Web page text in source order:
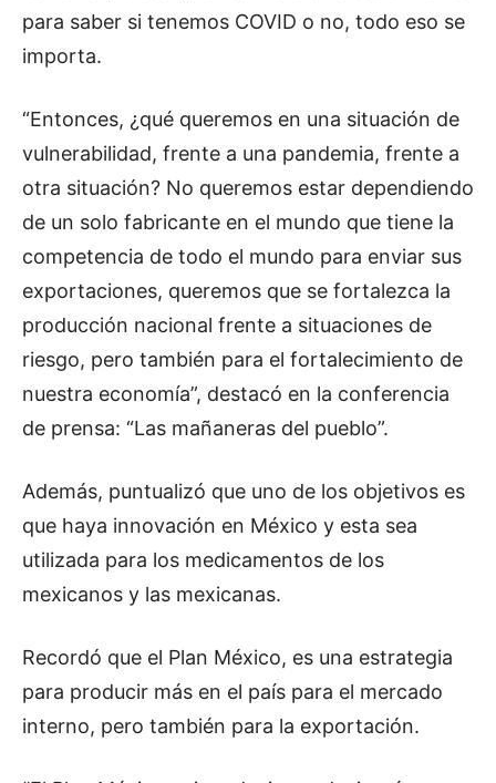
para saber si tenemos COVID o no, todo eso se
importa.
“Entonces, ¿qué queremos en una situación de
vulnerabilidad, frente a una pandemia, frente a
otra situación? No queremos estar dependiendo
de un solo fabricante en el mundo que tiene la
competencia de todo el mundo para enviar sus
exportaciones, queremos que se fortalezca la
producción nacional frente a situaciones de
riesgo, pero también para el fortalecimiento de
nuestra economía”, destacó en la conferencia
de prensa: “Las mañaneras del pueblo”.
Además, puntualizó que uno de los objetivos es
que haya innovación en México y esta sea
utilizada para los medicamentos de los
mexicanos y las mexicanas.
Recordó que el Plan México, es una estrategia
para producir más en el país para el mercado
interno, pero también para la exportación.